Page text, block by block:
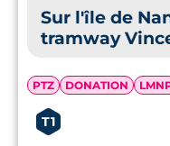
Sur l'île de
tramway
PTZ DONATION
T1